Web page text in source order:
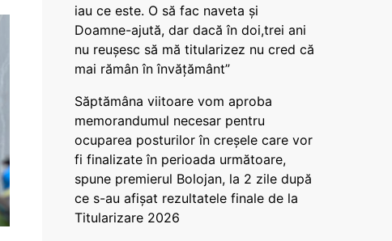
iau ce este. O să fac naveta și
Doamne-ajută, dar dacă în doi,trei ani
nu reușesc să mă titularizez nu cred că
mai rămân în învățământ”
Săptămâna viitoare vom aproba
memorandumul necesar pentru
ocuparea posturilor în creșele care vor
fi finalizate în perioada următoare,
spune premierul Bolojan, la 2 zile după
ce s-au afișat rezultatele finale de la
Titularizare 2026